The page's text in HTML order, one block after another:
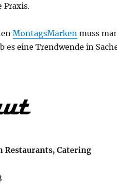
Praxis.
MontagsMarkenmuss
es eine Trendwende in
Restaurants, Catering